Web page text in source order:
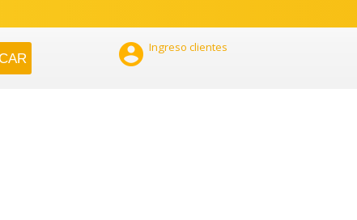
 Ingreso clientes